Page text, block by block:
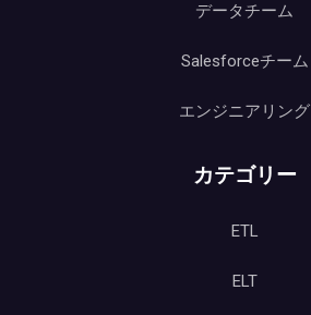
データチーム
Salesforceチーム
エンジニアリング
カテゴリー
ETL
ELT